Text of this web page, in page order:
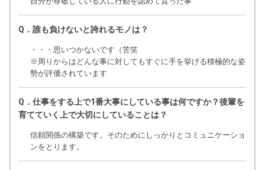
Q．誰も負けないと誇れるモノは？
・・・思いつかないです（苦笑
※周りからはどんな事に対してもすぐに手を挙げる積極的な姿
勢が評価されています
Q．仕事をする上で1番大事にしている事は何ですか？後輩を
育てていく上で大切にしていることは？
信頼関係の構築です。そのためにしっかりとコミュニケーショ
ンをとります。